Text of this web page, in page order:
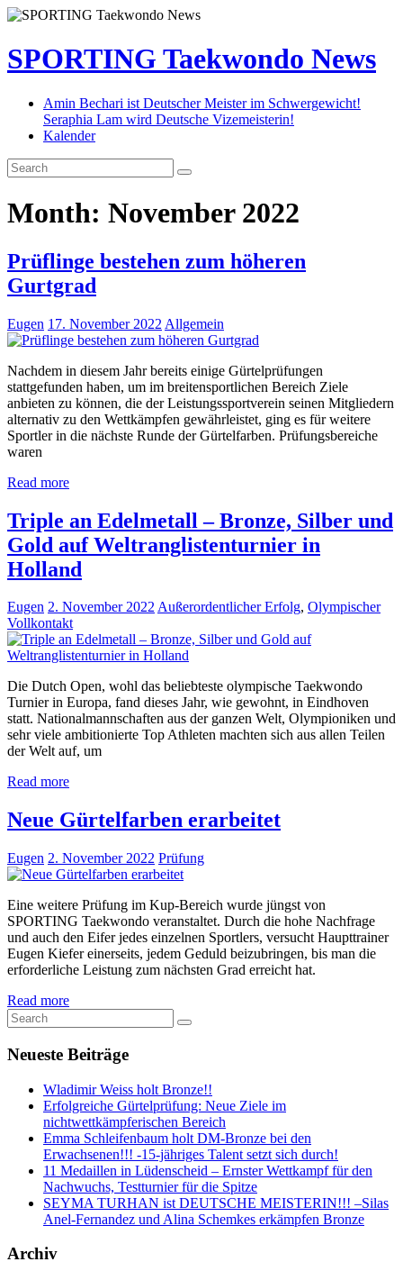
SPORTING Taekwondo News
Amin Bechari ist Deutscher Meister im Schwergewicht!
Seraphia Lam wird Deutsche Vizemeisterin!
Kalender
Month: November 2022
Prüflinge bestehen zum höheren
Gurtgrad
Eugen 17. November 2022 Allgemein
Nachdem in diesem Jahr bereits einige Gürtelprüfungen
stattgefunden haben, um im breitensportlichen Bereich Ziele
anbieten zu können, die der Leistungssportverein seinen Mitgliedern
alternativ zu den Wettkämpfen gewährleistet, ging es für weitere
Sportler in die nächste Runde der Gürtelfarben. Prüfungsbereiche
waren
Read more
Triple an Edelmetall – Bronze, Silber und
Gold auf Weltranglistenturnier in
Holland
Eugen 2. November 2022Außerordentlicher Erfolg, Olympischer
Vollkontakt
Die Dutch Open, wohl das beliebteste olympische Taekwondo
Turnier in Europa, fand dieses Jahr, wie gewohnt, in Eindhoven
statt. Nationalmannschaften aus der ganzen Welt, Olympioniken und
sehr viele ambitionierte Top Athleten machten sich aus allen Teilen
der Welt auf, um
Read more
Neue Gürtelfarben erarbeitet
Eugen 2. November 2022 Prüfung
Eine weitere Prüfung im Kup-Bereich wurde jüngst von
SPORTING Taekwondo veranstaltet. Durch die hohe Nachfrage
und auch den Eifer jedes einzelnen Sportlers, versucht Haupttrainer
Eugen Kiefer einerseits, jedem Geduld beizubringen, bis man die
erforderliche Leistung zum nächsten Grad erreicht hat.
Read more
Neueste Beiträge
Wladimir Weiss holt Bronze!!
Erfolgreiche Gürtelprüfung: Neue Ziele im
nichtwettkämpferischen Bereich
Emma Schleifenbaum holt DM-Bronze bei den
Erwachsenen!!! -15-jähriges Talent setzt sich durch!
11 Medaillen in Lüdenscheid – Ernster Wettkampf für den
Nachwuchs, Testturnier für die Spitze
SEYMA TURHAN ist DEUTSCHE MEISTERIN!!! –Silas
Anel-Fernandez und Alina Schemkes erkämpfen Bronze
Archiv